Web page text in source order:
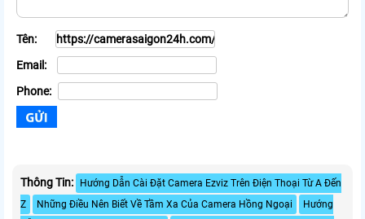
Tên:
Email:
Phone:
Thông Tin:
Hướng Dẫn Cài Đặt Camera Ezviz Trên Điện Thoại Từ A Đến
Z
Những Điều Nên Biết Về Tầm Xa Của Camera Hồng Ngoại
Hướng